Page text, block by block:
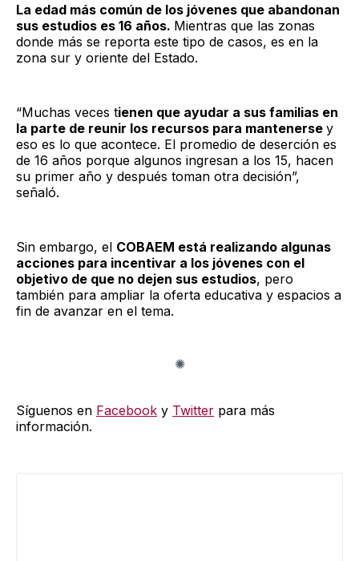
La edad más común de los jóvenes que abandonan
sus estudios es 16 años. Mientras que las zonas
donde más se reporta este tipo de casos, es en la
zona sur y oriente del Estado.
“Muchas veces tienen que ayudar a sus familias en
la parte de reunir los recursos para mantenerse y
eso es lo que acontece. El promedio de deserción es
de 16 años porque algunos ingresan a los 15, hacen
su primer año y después toman otra decisión”,
señaló.
Sin embargo, el COBAEM está realizando algunas
acciones para incentivar a los jóvenes con el
objetivo de que no dejen sus estudios, pero
también para ampliar la oferta educativa y espacios a
fin de avanzar en el tema.
Síguenos en Facebook y Twitter para más
información.